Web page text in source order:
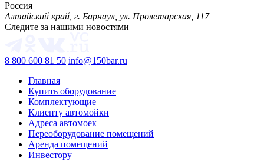
Россия
Алтайский край, г. Барнаул, ул. Пролетарская, 117
Следите за нашими новостями
8 800 600 81 50 info@150bar.ru
Главная
Купить оборудование
Комплектующие
Клиенту автомойки
Адреса автомоек
Переоборудование помещений
Аренда помещений
Инвестору